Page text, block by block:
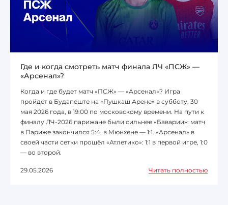
Где и когда смотреть матч финала ЛЧ «ПСЖ» —
«Арсенал»?
Когда и где будет матч «ПСЖ» — «Арсенал»? Игра
пройдёт в Будапеште на «Пушкаш Арене» в субботу, 30
мая 2026 года, в 19:00 по московскому времени. На пути к
финалу ЛЧ-2026 парижане были сильнее «Баварии»: матч
в Париже закончился 5:4, в Мюнхене — 1:1. «Арсенал» в
своей части сетки прошёл «Атлетико»: 1:1 в первой игре, 1:0
— во второй.
29.05.2026 Читать полностью